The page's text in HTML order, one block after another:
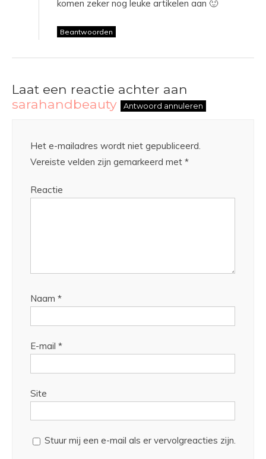
komen zeker nog leuke artikelen aan 🙂
Beantwoorden
Laat een reactie achter aan
sarahandbeauty
Antwoord annuleren
Het e-mailadres wordt niet gepubliceerd.
Vereiste velden zijn gemarkeerd met *
Reactie
Naam *
E-mail *
Site
Stuur mij een e-mail als er vervolgreacties zijn.